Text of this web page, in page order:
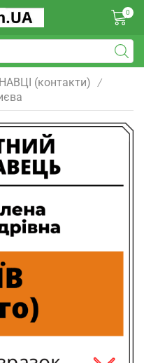
0
(контакти) /